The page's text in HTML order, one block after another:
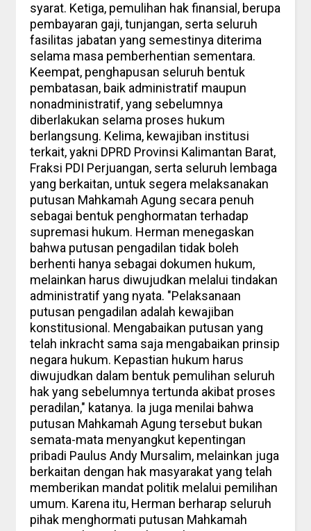
syarat. Ketiga, pemulihan hak finansial, berupa
pembayaran gaji, tunjangan, serta seluruh
fasilitas jabatan yang semestinya diterima
selama masa pemberhentian sementara.
Keempat, penghapusan seluruh bentuk
pembatasan, baik administratif maupun
nonadministratif, yang sebelumnya
diberlakukan selama proses hukum
berlangsung. Kelima, kewajiban institusi
terkait, yakni DPRD Provinsi Kalimantan Barat,
Fraksi PDI Perjuangan, serta seluruh lembaga
yang berkaitan, untuk segera melaksanakan
putusan Mahkamah Agung secara penuh
sebagai bentuk penghormatan terhadap
supremasi hukum. Herman menegaskan
bahwa putusan pengadilan tidak boleh
berhenti hanya sebagai dokumen hukum,
melainkan harus diwujudkan melalui tindakan
administratif yang nyata. "Pelaksanaan
putusan pengadilan adalah kewajiban
konstitusional. Mengabaikan putusan yang
telah inkracht sama saja mengabaikan prinsip
negara hukum. Kepastian hukum harus
diwujudkan dalam bentuk pemulihan seluruh
hak yang sebelumnya tertunda akibat proses
peradilan," katanya. Ia juga menilai bahwa
putusan Mahkamah Agung tersebut bukan
semata-mata menyangkut kepentingan
pribadi Paulus Andy Mursalim, melainkan juga
berkaitan dengan hak masyarakat yang telah
memberikan mandat politik melalui pemilihan
umum. Karena itu, Herman berharap seluruh
pihak menghormati putusan Mahkamah